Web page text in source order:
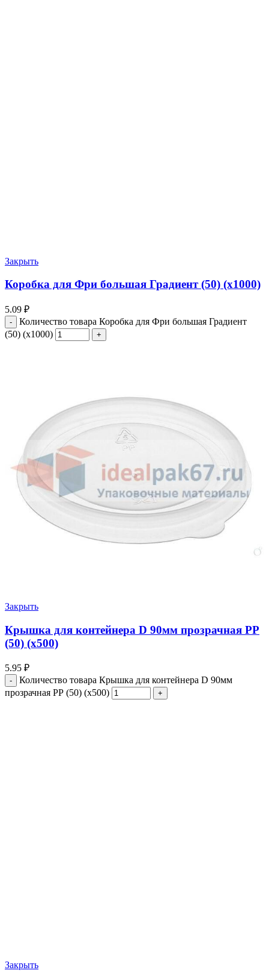
Закрыть
Коробка для Фри большая Градиент (50) (х1000)
5.09 ₽
Количество товара Коробка для Фри большая Градиент
(50) (х1000)
Закрыть
Крышка для контейнера D 90мм прозрачная РР
(50) (х500)
5.95 ₽
Количество товара Крышка для контейнера D 90мм
прозрачная РР (50) (х500)
Закрыть